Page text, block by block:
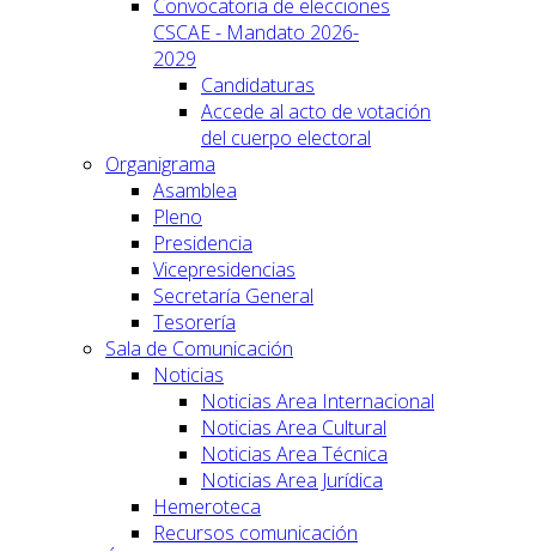
Convocatoria de elecciones
CSCAE - Mandato 2026-
2029
Candidaturas
Accede al acto de votación
del cuerpo electoral
Organigrama
Asamblea
Pleno
Presidencia
Vicepresidencias
Secretaría General
Tesorería
Sala de Comunicación
Noticias
Noticias Area Internacional
Noticias Area Cultural
Noticias Area Técnica
Noticias Area Jurídica
Hemeroteca
Recursos comunicación